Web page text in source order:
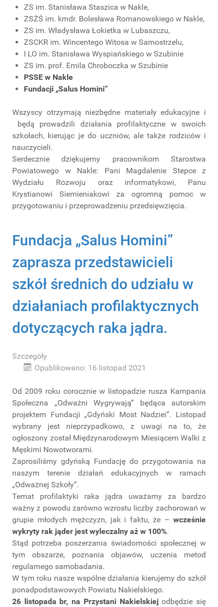
ZS im. Stanisława Staszica w Nakle,
ZSŻŚ im. kmdr. Bolesława Romanowskiego w Nakle,
ZS im. Władysława Łokietka w Lubaszczu,
ZSCKR im. Wincentego Witosa w Samostrzelu,
I LO im. Stanisława Wyspiańskiego w Szubinie
ZS im. prof. Emila Chroboczka w Szubinie
PSSE w Nakle
Fundacji „Salus Homini”
Wszyscy otrzymają niezbędne materiały edukacyjne i
będą prowadzili działania profilaktyczne w swoich
szkołach, kierując je do uczniów, ale także rodziców i
nauczycieli.
Serdecznie dziękujemy pracownikom Starostwa
Powiatowego w Nakle: Pani Magdalenie Stepce z
Wydziału Rozwoju oraz informatykowi, Panu
Krystianowi Siemieniakowi za ogromną pomoc w
przygotowaniu i przeprowadzeniu przedsięwzięcia.
Fundacja „Salus Homini”
zaprasza przedstawicieli
szkół średnich do udziału w
działaniach profilaktycznych
dotyczących raka jądra.
Szczegóły
Opublikowano: 16 listopad 2021
Od 2009 roku corocznie w listopadzie rusza Kampania
Społeczna „Odważni Wygrywają” będąca autorskim
projektem Fundacji „Gdyński Most Nadziei”. Listopad
wybrany jest nieprzypadkowo, z uwagi na to, że
ogłoszony został Międzynarodowym Miesiącem Walki z
Męskimi Nowotworami.
Zaprosiliśmy gdyńską Fundację do przygotowania na
naszym terenie działań edukacyjnych w ramach
„Odważnej Szkoły”.
Temat profilaktyki raka jądra uważamy za bardzo
ważny z powodu zarówno wzrostu liczby zachorowań w
grupie młodych mężczyzn, jak i faktu, że – wcześnie
wykryty rak jąder jest wyleczalny aż w 100%.
Stąd potrzeba poszerzania świadomości społecznej w
tym obszarze, poznania objawów, uczenia metod
regularnego samobadania.
W tym roku nasze wspólne działania kierujemy do szkół
ponadpodstawowych Powiatu Nakielskiego.
26 listopada br, na Przystani Nakielskiejodbędzie się